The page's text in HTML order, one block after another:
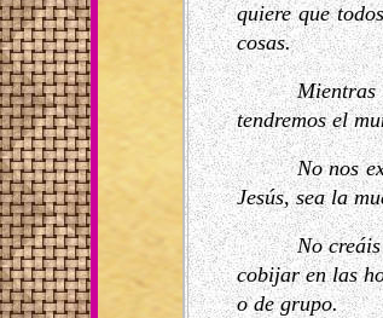
quiere que
cosas.
Mientras
tendremos el
No nos
Jesús, sea la
No
cobijar en las
o de grupo.